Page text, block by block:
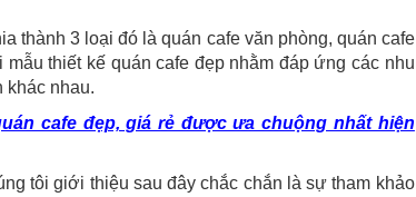
thành 3 loại đó là quán cafe văn phòng, quán cafe
thiết kế quán cafe đẹp nhằm đáp ứng các nhu
khác nhau.
cafe đẹp, giá rẻ được ưa chuộng nhất hiện
tôi giới thiệu sau đây chắc chắn là sự tham khảo